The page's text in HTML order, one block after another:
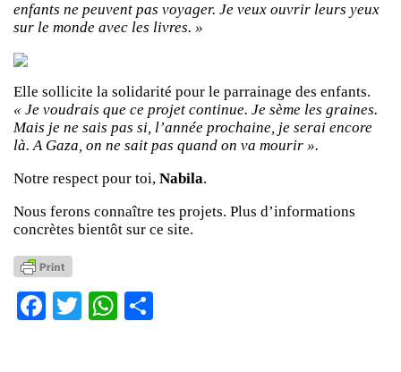
enfants ne peuvent pas voyager. Je veux ouvrir leurs yeux
sur le monde avec les livres. »
Elle sollicite la solidarité pour le parrainage des enfants.
« Je voudrais que ce projet continue. Je sème les graines.
Mais je ne sais pas si, l’année prochaine, je serai encore
là. A Gaza, on ne sait pas quand on va mourir ».
Notre respect pour toi, Nabila.
Nous ferons connaître tes projets. Plus d’informations
concrètes bientôt sur ce site.
Facebook
TwitterWhatsApp